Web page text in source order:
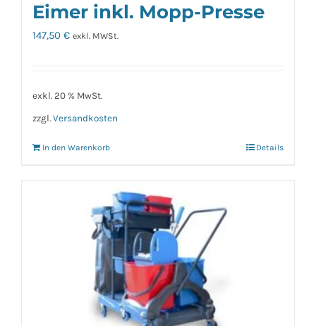
Eimer inkl. Mopp-Presse
147,50 € exkl. MWSt.
exkl. 20 % MwSt.
zzgl. Versandkosten
In den Warenkorb Details